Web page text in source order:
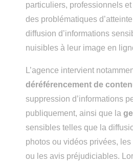
particuliers, professionnels
des problématiques
diffusion d’informations
nuisibles à leur image en
L’agence intervient
déréférencement de
suppression d’informations
publiquement, ainsi que la
sensibles telles que la
photos ou vidéos privées,
ou les avis préjudiciables.